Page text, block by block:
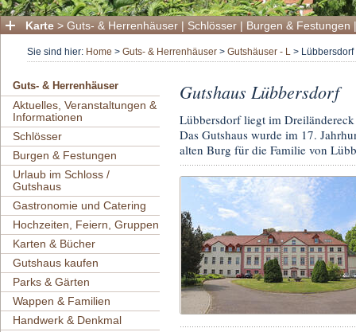
Karte > Guts- & Herrenhäuser | Schlösser | Burgen & Festungen
Sie sind hier: Home > Guts- & Herrenhäuser > Gutshäuser - L > Lübbersdorf
Guts- & Herrenhäuser
Aktuelles, Veranstaltungen &
Informationen
Schlösser
Burgen & Festungen
Urlaub im Schloss /
Gutshaus
Gastronomie und Catering
Hochzeiten, Feiern, Gruppen
Karten & Bücher
Gutshaus kaufen
Parks & Gärten
Wappen & Familien
Handwerk & Denkmal
Gutshaus Lübbersdorf
Lübbersdorf liegt im
Das Gutshaus wurde im 17.
alten Burg für die Familie von